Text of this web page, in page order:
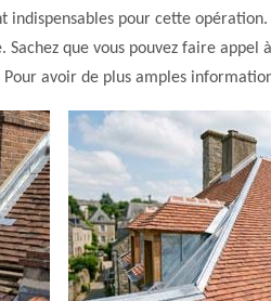
indispensables pour cette
que vous pouvez faire appel
avoir de plus amples